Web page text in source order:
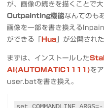
が、画像の続きを描くことで
Outpainting機能なんてのも
画像を一部を書き換える
ができる「
Hua」が公開され
まずは、インストールした
AI(AUTOMATIC1111)を
user.batを書き換え。
set